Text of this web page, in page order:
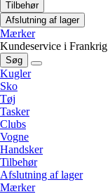
Tilbehør
Afslutning af lager
Mærker
Kundeservice i Frankrig
Søg
Kugler
Sko
Tøj
Tasker
Clubs
Vogne
Handsker
Tilbehør
Afslutning af lager
Mærker